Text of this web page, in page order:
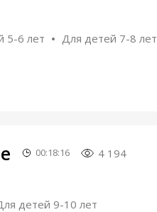
5-6 лет Для детей 7-8 лет
00:18:16
4 194
детей 9-10 лет